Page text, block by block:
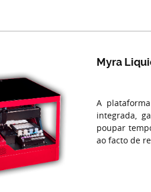
Myra
A
integrada,
poupar
ao facto de